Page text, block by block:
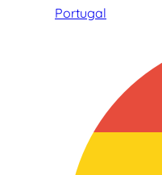
Portugal